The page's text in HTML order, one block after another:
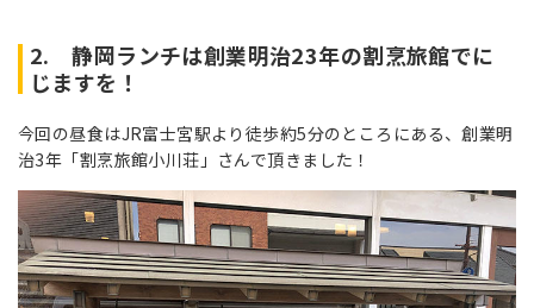
2. 静岡ランチは創業明治23年の割烹旅館でに
じますを！
今回の昼食はJR富士宮駅より徒歩約5分のところにある、創業明
治3年「割烹旅館小川荘」さんで頂きました！